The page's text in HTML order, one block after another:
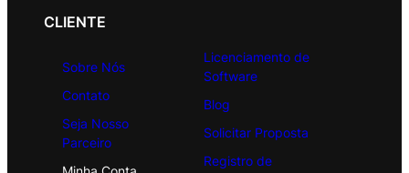
CLIENTE
Sobre Nós
Contato
Seja Nosso
Parceiro
Licenciamento de
Software
Blog
Solicitar Proposta
Registro de